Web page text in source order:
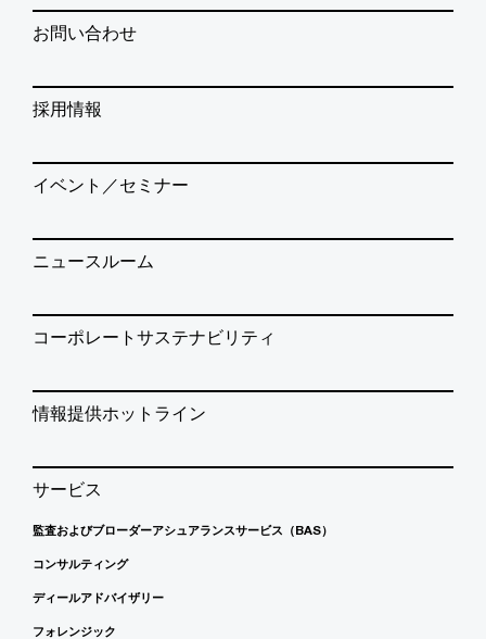
お問い合わせ
採用情報
イベント／セミナー
ニュースルーム
コーポレートサステナビリティ
情報提供ホットライン
サービス
監査およびブローダーアシュアランスサービス（BAS）
コンサルティング
ディールアドバイザリー
フォレンジック